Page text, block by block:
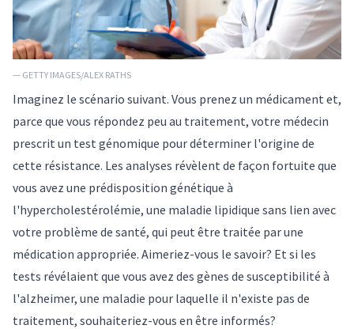
— GETTY IMAGES/ALEX RATHS
Imaginez le scénario suivant. Vous prenez un médicament et,
parce que vous répondez peu au traitement, votre médecin
prescrit un test génomique pour déterminer l'origine de
cette résistance. Les analyses révèlent de façon fortuite que
vous avez une prédisposition génétique à
l'hypercholestérolémie, une maladie lipidique sans lien avec
votre problème de santé, qui peut être traitée par une
médication appropriée. Aimeriez-vous le savoir? Et si les
tests révélaient que vous avez des gènes de susceptibilité à
l'alzheimer, une maladie pour laquelle il n'existe pas de
traitement, souhaiteriez-vous en être informés?